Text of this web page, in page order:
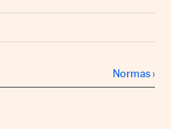
Normas›